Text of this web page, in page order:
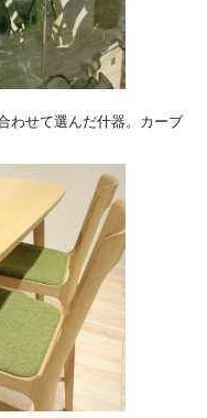
わせて選んだ什器。カーブ